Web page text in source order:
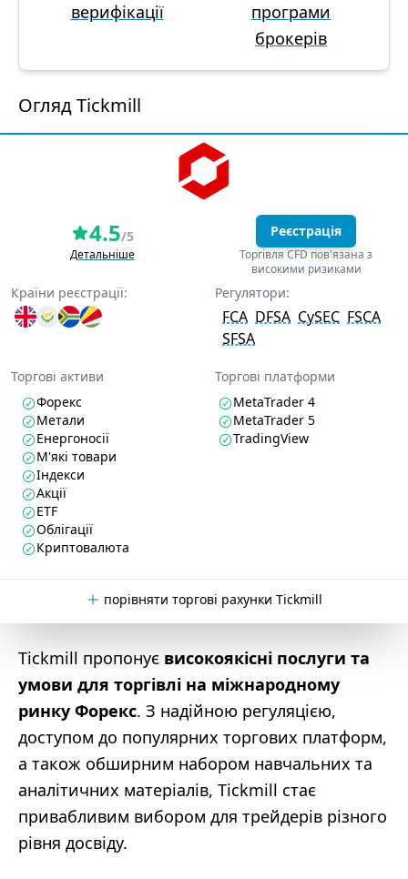
верифікації
програми
брокерів
Огляд Tickmill
4.5/5
Детальніше
Реєстрація
Торгівля CFD пов'язана з
високими ризиками
Країни реєстрації: Регулятори:
FCA DFSA CySEC FSCA
SFSA
Торгові активи
Форекс
Метали
Енергоносії
М'які товари
Індекси
Акції
ETF
Облігації
Криптовалюта
Торгові платформи
MetaTrader 4
MetaTrader 5
TradingView
порівняти торгові рахунки Tickmill
Tickmill пропонує високоякісні послуги та
умови для торгівлі на міжнародному
ринку Форекс. З надійною регуляцією,
доступом до популярних торгових платформ,
а також обширним набором навчальних та
аналітичних матеріалів, Tickmill стає
привабливим вибором для трейдерів різного
рівня досвіду.